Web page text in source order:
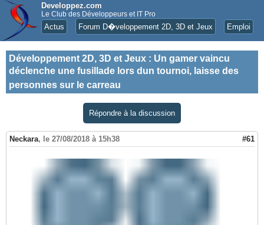
Developpez.com
Le Club des Développeurs et IT Pro
Actus Forum D�veloppement 2D, 3D et Jeux Emploi
Développement 2D, 3D et Jeux : Un gamer vaincu
déclenche une fusillade lors dun tournoi, laisse des
personnes sur le carreau
Répondre à la discussion
Neckara, le 27/08/2018 à 15h38 #61